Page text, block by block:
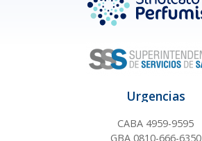
Urgencias
CABA 4959-9595
GBA 0810-666-6350